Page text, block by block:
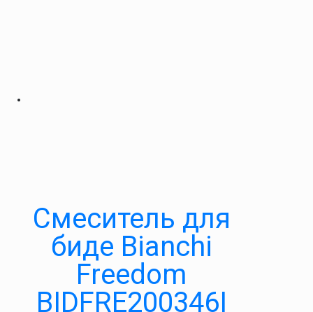
Смеситель для
биде Bianchi
Freedom
BIDFRE200346I